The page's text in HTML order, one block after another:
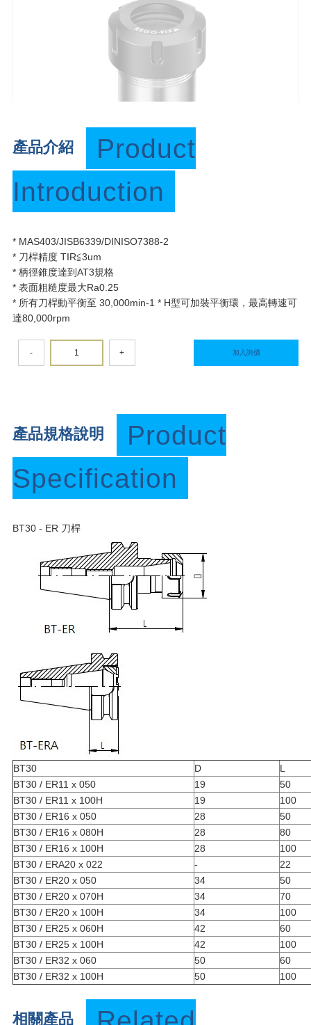
產品介紹
Product
Introduction
* MAS403/JISB6339/DINISO7388-2
* 刀桿精度 TIR≦3um
* 柄徑錐度達到AT3規格
* 表面粗糙度最大Ra0.25
* 所有刀桿動平衡至 30,000min-1 * H型可加裝平衡環，最高轉速可
達80,000rpm
- + 加入詢價
產品規格說明
Product
Specification
BT30 - ER 刀桿
BT30 D
L
BT30 / ER11 x 050
19
50
BT30 / ER11 x 100H
19
100
BT30 / ER16 x 050
28
50
BT30 / ER16 x 080H
28
80
BT30 / ER16 x 100H
28
100
BT30 / ERA20 x 022
-
22
BT30 / ER20 x 050
34
50
BT30 / ER20 x 070H
34
70
BT30 / ER20 x 100H
34
100
BT30 / ER25 x 060H
42
60
BT30 / ER25 x 100H
42
100
BT30 / ER32 x 060
50
60
BT30 / ER32 x 100H
50 100
相關產品